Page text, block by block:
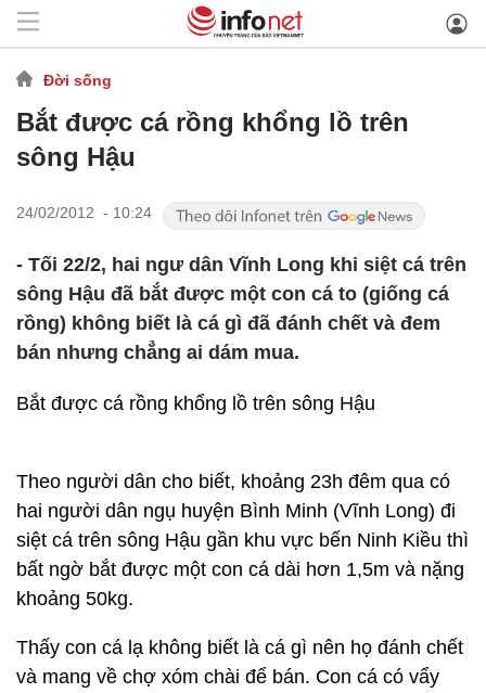
Đời sống
Bắt được cá rồng khổng lồ trên
sông Hậu
24/02/2012 - 10:24
- Tối 22/2, hai ngư dân Vĩnh Long khi siệt cá trên
sông Hậu đã bắt được một con cá to (giống cá
rồng) không biết là cá gì đã đánh chết và đem
bán nhưng chẳng ai dám mua.
Bắt được cá rồng khổng lồ trên sông Hậu
Theo người dân cho biết, khoảng 23h đêm qua có
hai người dân ngụ huyện Bình Minh (Vĩnh Long) đi
siệt cá trên sông Hậu gần khu vực bến Ninh Kiều thì
bất ngờ bắt được một con cá dài hơn 1,5m và nặng
khoảng 50kg.
Thấy con cá lạ không biết là cá gì nên họ đánh chết
và mang về chợ xóm chài để bán. Con cá có vẩy